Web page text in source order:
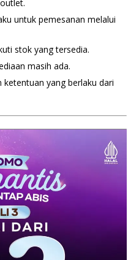
untuk pemesanan melalui
stok yang tersedia.
masih ada.
yang berlaku dari